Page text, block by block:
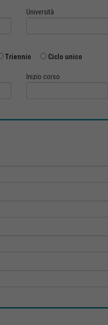
Università
Triennio Ciclo unico
Inizio corso